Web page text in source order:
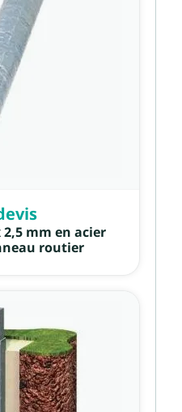
mm en acier
routier